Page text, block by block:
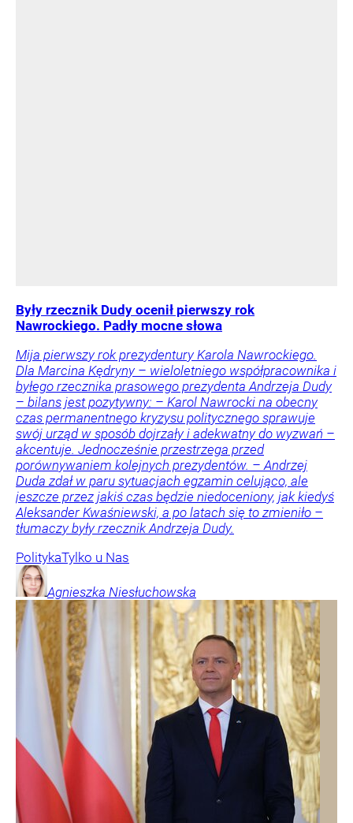
Były rzecznik Dudy ocenił pierwszy rok
Nawrockiego. Padły mocne słowa
Mija pierwszy rok prezydentury Karola Nawrockiego.
Dla Marcina Kędryny – wieloletniego współpracownika i
byłego rzecznika prasowego prezydenta Andrzeja Dudy
– bilans jest pozytywny: – Karol Nawrocki na obecny
czas permanentnego kryzysu politycznego sprawuje
swój urząd w sposób dojrzały i adekwatny do wyzwań –
akcentuje. Jednocześnie przestrzega przed
porównywaniem kolejnych prezydentów. – Andrzej
Duda zdał w paru sytuacjach egzamin celująco, ale
jeszcze przez jakiś czas będzie niedoceniony, jak kiedyś
Aleksander Kwaśniewski, a po latach się to zmieniło –
tłumaczy były rzecznik Andrzeja Dudy.
PolitykaTylko u Nas
Agnieszka Niesłuchowska